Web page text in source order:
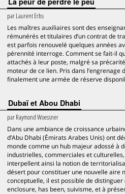
parLaurent Erbs
Les maîtres auxiliaires sont des
rémunérés et titulaires d’un contrat de
est parfois renouvelé quelques années
pérennité interroge. Comment se fait-il
attachés à leur poste, malgré sa
moteur de ce lien. Pris dans
finalement une armée de réserve
Dubaï et Abou Dhabi
parRaymond Woessner
Dans une ambiance de croissance
d’Abu Dhabi (Émirats Arabes Unis) ont
monde comme un hub majeur adossé à
industrielles, commerciales et
interpellent ainsi la notion de
désert pour constituer une nouvelle aire
conceptuelle, il est possible de
enclosure, has been, suivisme, et à